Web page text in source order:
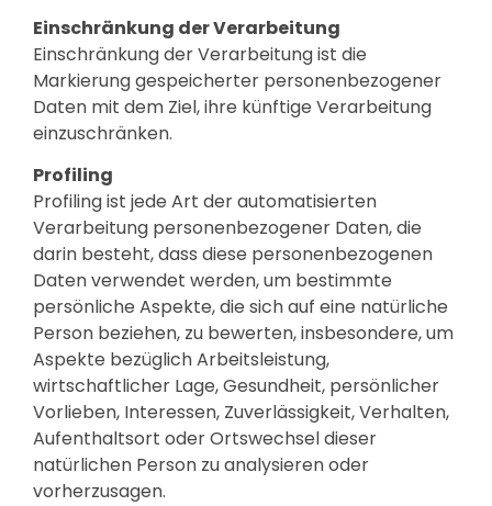
Einschränkung der Verarbeitung
Einschränkung der Verarbeitung ist die
Markierung gespeicherter personenbezogener
Daten mit dem Ziel, ihre künftige Verarbeitung
einzuschränken.
Profiling
Profiling ist jede Art der automatisierten
Verarbeitung personenbezogener Daten, die
darin besteht, dass diese personenbezogenen
Daten verwendet werden, um bestimmte
persönliche Aspekte, die sich auf eine natürliche
Person beziehen, zu bewerten, insbesondere, um
Aspekte bezüglich Arbeitsleistung,
wirtschaftlicher Lage, Gesundheit, persönlicher
Vorlieben, Interessen, Zuverlässigkeit, Verhalten,
Aufenthaltsort oder Ortswechsel dieser
natürlichen Person zu analysieren oder
vorherzusagen.